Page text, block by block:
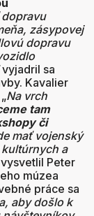
zásypovej
dopravu
vyjadril sa
Kavalier
Na vrch
tam
či
mať vojenský
a
vysvetlil Peter
múzea
práce sa
aby došlo k